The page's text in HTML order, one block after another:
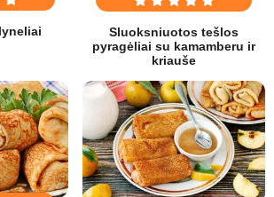
Sluoksniuotos tešlos
pyragėliai su kamamberu ir
kriauše